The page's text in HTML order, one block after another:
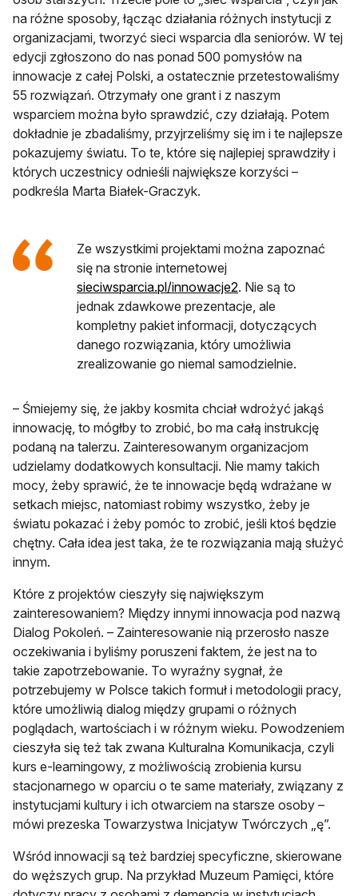
na różne sposoby, łącząc działania różnych instytucji z
organizacjami, tworzyć sieci wsparcia dla seniorów. W tej
edycji zgłoszono do nas ponad 500 pomysłów na
innowacje z całej Polski, a ostatecznie przetestowaliśmy
55 rozwiązań. Otrzymały one grant i z naszym
wsparciem można było sprawdzić, czy działają. Potem
dokładnie je zbadaliśmy, przyjrzeliśmy się im i te najlepsze
pokazujemy światu. To te, które się najlepiej sprawdziły i
których uczestnicy odnieśli największe korzyści –
podkreśla Marta Białek-Graczyk.
Ze wszystkimi projektami można zapoznać
się na stronie internetowej
sieciwsparcia.pl/innowacje2otwiera się w nowej
. Nie są to
jednak zdawkowe prezentacje, ale
kompletny pakiet informacji, dotyczących
danego rozwiązania, który umożliwia
zrealizowanie go niemal samodzielnie.
– Śmiejemy się, że jakby kosmita chciał wdrożyć jakąś
innowację, to mógłby to zrobić, bo ma całą instrukcję
podaną na talerzu. Zainteresowanym organizacjom
udzielamy dodatkowych konsultacji. Nie mamy takich
mocy, żeby sprawić, że te innowacje będą wdrażane w
setkach miejsc, natomiast robimy wszystko, żeby je
światu pokazać i żeby pomóc to zrobić, jeśli ktoś będzie
chętny. Cała idea jest taka, że te rozwiązania mają służyć
innym.
Które z projektów cieszyły się największym
zainteresowaniem? Między innymi innowacja pod nazwą
Dialog Pokoleń. – Zainteresowanie nią przerosło nasze
oczekiwania i byliśmy poruszeni faktem, że jest na to
takie zapotrzebowanie. To wyraźny sygnał, że
potrzebujemy w Polsce takich formuł i metodologii pracy,
które umożliwią dialog między grupami o różnych
poglądach, wartościach i w różnym wieku. Powodzeniem
cieszyła się też tak zwana Kulturalna Komunikacja, czyli
kurs e-learningowy, z możliwością zrobienia kursu
stacjonarnego w oparciu o te same materiały, związany z
instytucjami kultury i ich otwarciem na starsze osoby –
mówi prezeska Towarzystwa Inicjatyw Twórczych „ę”.
Wśród innowacji są też bardziej specyficzne, skierowane
do węższych grup. Na przykład Muzeum Pamięci, które